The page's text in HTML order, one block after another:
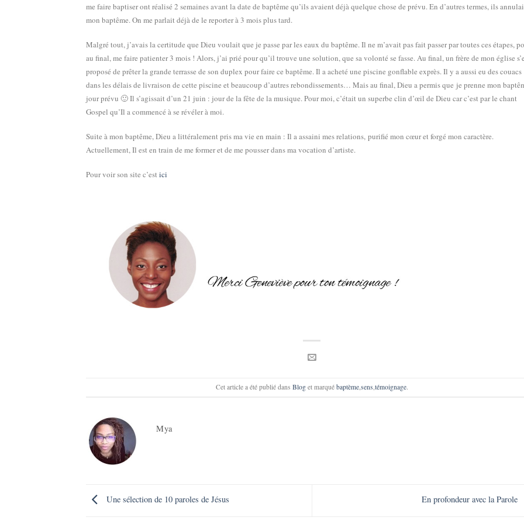
me faire baptiser ont réalisé 2 semaines avant la date de baptême qu’ils avaient déjà quelque chose de prévu. En d’autres termes, ils
mon baptême. On me parlait déjà de le reporter à 3 mois plus tard.
Malgré tout, j’avais la certitude que Dieu voulait que je passe par les eaux du baptême. Il ne m’avait pas fait passer par toutes ces étapes,
au final, me faire patienter 3 mois ! Alors, j’ai prié pour qu’il trouve une solution, que sa volonté se fasse. Au final, un frère de mon église
proposé de prêter la grande terrasse de son duplex pour faire ce baptême. Il a acheté une piscine gonflable exprès. Il y a aussi eu des couacs
dans les délais de livraison de cette piscine et beaucoup d’autres rebondissements… Mais au final, Dieu a permis que je prenne mon
jour prévu 🙂 Il s’agissait d’un 21 juin : jour de la fête de la musique. Pour moi, c’était un superbe clin d’œil de Dieu car c’est par le chant
Gospel qu’Il a commencé à se révéler à moi.
Suite à mon baptême, Dieu a littéralement pris ma vie en main : Il a assaini mes relations, purifié mon cœuret forgé mon caractère.
Actuellement, Il est en train de me former et de me pousser dans ma vocation d’artiste.
Pour voir son site c’estici
Cet article a été publié dans Bloget marqué baptème, sens témoignage.
Mya
Une sélection de 10 paroles de Jésus En profondeur avec la Parole